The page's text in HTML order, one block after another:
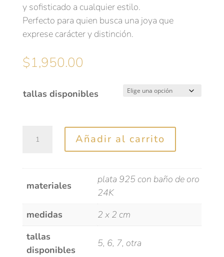
y sofisticado a cualquier estilo.
Perfecto para quien busca una joya que
exprese carácter y distinción.
$1,950.00
tallas disponibles
Stalactit
Añadir al carrito
materiales
plata 925 con baño de oro
24K
medidas
2 x 2 cm
tallas
disponibles
5, 6, 7, otra